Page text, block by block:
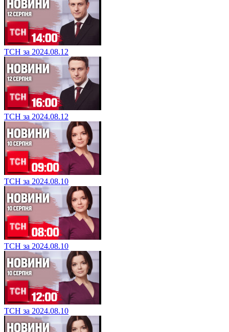
ТСН за 2024.08.12
ТСН за 2024.08.12
ТСН за 2024.08.10
ТСН за 2024.08.10
ТСН за 2024.08.10